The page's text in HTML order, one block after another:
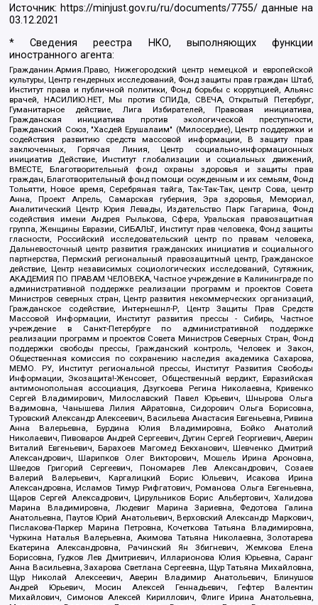
Источник: https://minjust.gov.ru/ru/documents/7755/ данные на
03.12.2021
* Сведения реестра НКО, выполняющих функции
иностранного агента:
Гражданин.Армия.Право, Нижегородский центр немецкой и европейской
культуры, Центр гендерных исследований, Фонд защиты прав граждан Штаб,
Институт права и публичной политики, Фонд борьбы с коррупцией, Альянс
врачей, НАСИЛИЮ.НЕТ, Мы против СПИДа, СВЕЧА, Открытый Петербург,
Гуманитарное действие, Лига Избирателей, Правовая инициатива,
Гражданская инициатива против экологической преступности,
Гражданский Союз, "Хасдей Ерушалаим" (Милосердие), Центр поддержки и
содействия развитию средств массовой информации, В защиту прав
заключенных, Горячая Линия, Центр социально-информационных
инициатив Действие, Институт глобализации и социальных движений,
ВМЕСТЕ, Благотворительный фонд охраны здоровья и защиты прав
граждан, Благотворительный фонд помощи осужденным и их семьям, Фонд
Тольятти, Новое время, Серебряная тайга, Так-Так-Так, центр Сова, центр
Анна, Проект Апрель, Самарская губерния, Эра здоровья, Мемориал,
Аналитический Центр Юрия Левады, Издательство Парк Гагарина, Фонд
содействия имени Андрея Рылькова, Сфера, Уральская правозащитная
группа, Женщины Евразии, СИБАЛЬТ, Институт прав человека, Фонд защиты
гласности, Российский исследовательский центр по правам человека,
Дальневосточный центр развития гражданских инициатив и социального
партнерства, Пермский региональный правозащитный центр, Гражданское
действие, Центр независимых социологических исследований, Сутяжник,
АКАДЕМИЯ ПО ПРАВАМ ЧЕЛОВЕКА, Частное учреждение в Калининграде по
административной поддержке реализации программ и проектов Совета
Министров северных стран, Центр развития некоммерческих организаций,
Гражданское содействие, Интернешнл-Р, Центр Защиты Прав Средств
Массовой Информации, Институт развития прессы - Сибирь, Частное
учреждение в Санкт-Петербурге по административной поддержке
реализации программ и проектов Совета Министров Северных Стран, Фонд
поддержки свободы прессы, Гражданский контроль, Человек и Закон,
Общественная комиссия по сохранению наследия академика Сахарова,
МЕМО. РУ, Институт региональной прессы, Институт Развития Свободы
Информации, Экозащита!-Женсовет, Общественный вердикт, Евразийская
антимонопольная ассоциация, Дзугкоева Регина Николаевна, Кривенко
Сергей Владимирович, Милославский Павел Юрьевич, Шнырова Ольга
Вадимовна, Чанышева Лилия Айратовна, Сидорович Ольга Борисовна,
Туровский Александр Алексеевич, Васильева Анастасия Евгеньевна, Ривина
Анна Валерьевна, Бурдина Юлия Владимировна, Бойко Анатолий
Николаевич, Пивоваров Андрей Сергеевич, Дугин Сергей Георгиевич, Аверин
Виталий Евгеньевич, Барахоев Магомед Бекханович, Шевченко Дмитрий
Александрович, Шарипков Олег Викторович, Мошель Ирина Ароновна,
Шведов Григорий Сергеевич, Пономарев Лев Александрович, Созаев
Валерий Валерьевич, Каргалицкий Борис Юльевич, Исакова Ирина
Александровна, Исламов Тимур Рифгатович, Романова Ольга Евгеньевна,
Щаров Сергей Алексадрович, Цирульников Борис Альбертович, Халидова
Марина Владимировна, Людевиг Марина Зариевна, Федотова Галина
Анатольевна, Паутов Юрий Анатольевич, Верховский Александр Маркович,
Пислакова-Паркер Марина Петровна, Кочеткова Татьяна Владимировна,
Чуркина Наталья Валерьевна, Акимова Татьяна Николаевна, Золотарева
Екатерина Александровна, Рачинский Ян Збигневич, Жемкова Елена
Борисовна, Гудков Лев Дмитриевич, Илларионова Юлия Юрьевна, Саранг
Анна Васильевна, Захарова Светлана Сергеевна, Щур Татьяна Михайловна,
Щур Николай Алексеевич, Аверин Владимир Анатольевич, Блинушов
Андрей Юрьевич, Мосин Алексей Геннадьевич, Гефтер Валентин
Михайлович, Симонов Алексей Кириллович, Флиге Ирина Анатольевна,